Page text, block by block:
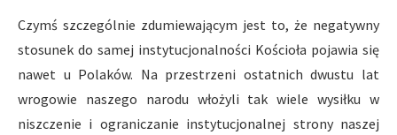
Czymś szczególnie zdumiewającym jest to, że negatywny
stosunek do samej instytucjonalności Kościoła pojawia się
nawet u Polaków. Na przestrzeni ostatnich dwustu lat
wrogowie naszego narodu włożyli tak wiele wysiłku w
niszczenie i ograniczanie instytucjonalnej strony naszej